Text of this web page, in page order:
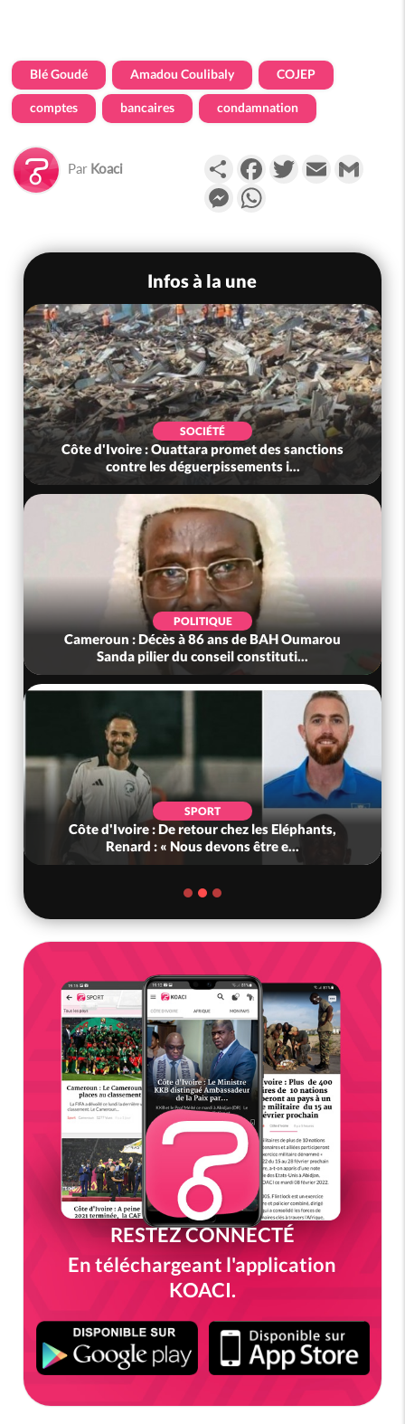
Blé Goudé Amadou Coulibaly COJEP
comptes bancaires condamnation
Par Koaci PartagerFacebookTwitterEmail
Messenger
Infos à la une
SOCIÉTÉ
Côte d'Ivoire : Ouattara promet des sanctions
contre les déguerpissements i...
POLITIQUE
Cameroun : Décès à 86 ans de BAH Oumarou
Sanda pilier du conseil constituti...
SPORT
Côte d'Ivoire : De retour chez les Eléphants,
Renard : « Nous devons être e...
RESTEZ CONNECTÉ
En téléchargeant l'application
KOACI.